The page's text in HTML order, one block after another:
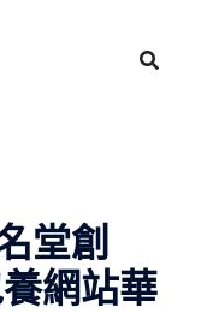
堂創
網站華